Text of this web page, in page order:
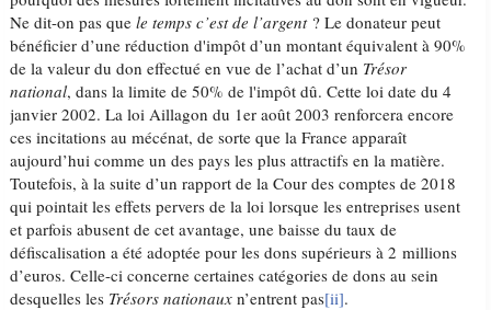
Ne dit-on pas quele temps c’est de l’argent ? Le donateur peut
bénéficier d’une réduction d'impôt d’un montant équivalent à 90%
de la valeur du don effectué en vue de l’achat d’un Trésor
national, dans la limite de 50% de l'impôt dû. Cette loi date du 4
janvier 2002. La loi Aillagon du 1er août 2003 renforcera encore
ces incitations au mécénat, de sorte que la France apparaît
aujourd’hui comme un des pays les plus attractifs en la matière.
Toutefois, à la suite d’un rapport de la Cour des comptes de 2018
qui pointait les effets pervers de la loi lorsque les entreprises usent
et parfois abusent de cet avantage, une baisse du taux de
défiscalisation a été adoptée pour les dons supérieurs à 2 millions
d’euros. Celle-ci concerne certaines catégories de dons au sein
desquelles les Trésors nationaux n’entrent pas[ii].